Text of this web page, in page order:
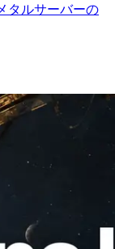
タルサーバーの